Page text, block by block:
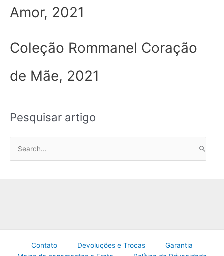
Amor, 2021
Coleção Rommanel Coração
de Mãe, 2021
Pesquisar artigo
Contato Devoluções e Trocas
Garantia